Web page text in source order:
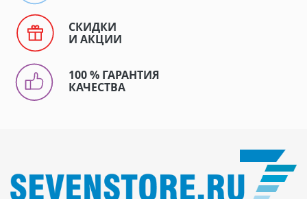
СКИДКИ
И АКЦИИ
100 % ГАРАНТИЯ
КАЧЕСТВА